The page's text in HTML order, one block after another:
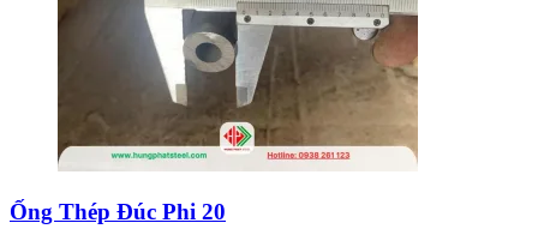
Ống Thép Đúc Phi 20